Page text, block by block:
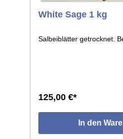
White Sage 1 kg
Salbeiblätter getrocknet.
125,00 €*
In den